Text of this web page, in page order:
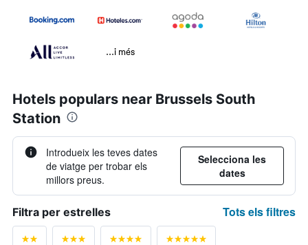
...i més
Hotels populars near Brussels South
Station
Introdueix les teves dates
de viatge per trobar els
millors preus.
Selecciona les
dates
Filtra per estrelles Tots els filtres